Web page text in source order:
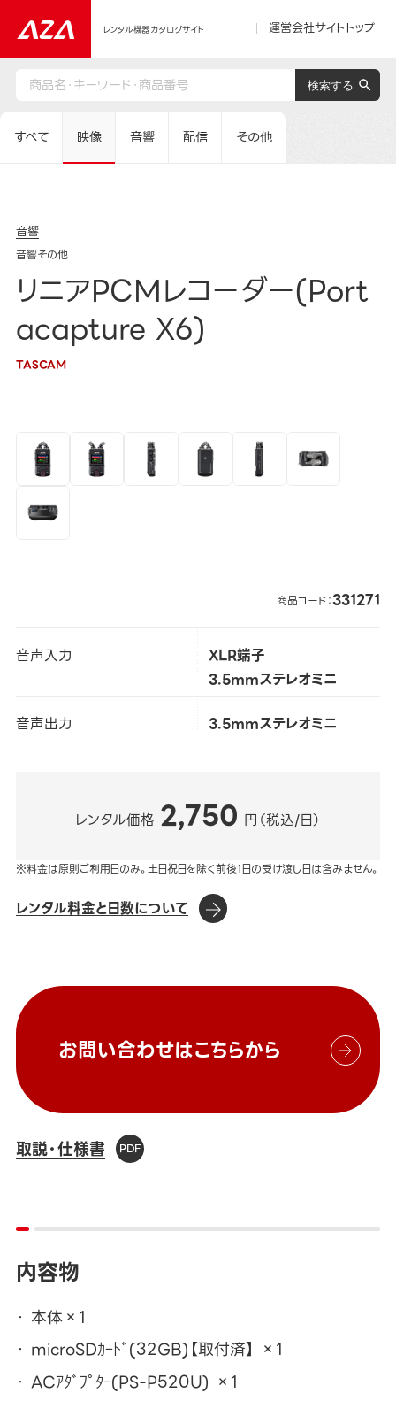
レンタル機器カタログサイト 運営会社サイトトップ
すべて 映像 音響 配信 その他
音響
音響その他
リニアPCMレコーダー(Port
acapture X6)
TASCAM
商品コード：331271
音声入力
XLR端子
3.5mmステレオミニ
音声出力
3.5mmステレオミニ
レンタル価格 2,750 円（税込/日）
※料金は原則ご利用日のみ。土日祝日を除く前後1日の受け渡し日は含みません。
レンタル料金と日数について
お問い合わせはこちらから
取説・仕様書
内容物
本体×1
microSDｶｰﾄﾞ(32GB)【取付済】 ×1
ACｱﾀﾞﾌﾟﾀｰ(PS-P520U) ×1